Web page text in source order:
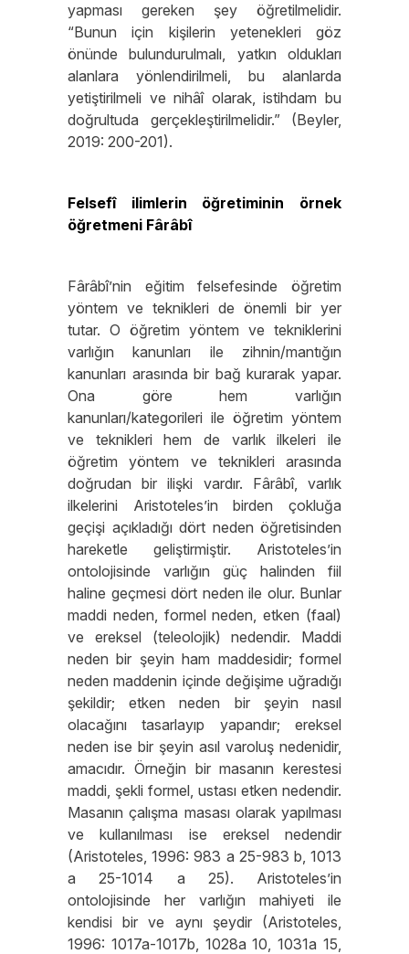
yapması gereken şey öğretilmelidir.
“Bunun için kişilerin yetenekleri göz
önünde bulundurulmalı, yatkın oldukları
alanlara yönlendirilmeli, bu alanlarda
yetiştirilmeli ve nihâî olarak, istihdam bu
doğrultuda gerçekleştirilmelidir.” (Beyler,
2019: 200-201).
Felsefî ilimlerin öğretiminin örnek
öğretmeni Fârâbî
Fârâbî’nin eğitim felsefesinde öğretim
yöntem ve teknikleri de önemli bir yer
tutar. O öğretim yöntem ve tekniklerini
varlığın kanunları ile zihnin/mantığın
kanunları arasında bir bağ kurarak yapar.
Ona göre hem varlığın
kanunları/kategorileri ile öğretim yöntem
ve teknikleri hem de varlık ilkeleri ile
öğretim yöntem ve teknikleri arasında
doğrudan bir ilişki vardır. Fârâbî, varlık
ilkelerini Aristoteles’in birden çokluğa
geçişi açıkladığı dört neden öğretisinden
hareketle geliştirmiştir. Aristoteles’in
ontolojisinde varlığın güç halinden fiil
haline geçmesi dört neden ile olur. Bunlar
maddi neden, formel neden, etken (faal)
ve ereksel (teleolojik) nedendir. Maddi
neden bir şeyin ham maddesidir; formel
neden maddenin içinde değişime uğradığı
şekildir; etken neden bir şeyin nasıl
olacağını tasarlayıp yapandır; ereksel
neden ise bir şeyin asıl varoluş nedenidir,
amacıdır. Örneğin bir masanın kerestesi
maddi, şekli formel, ustası etken nedendir.
Masanın çalışma masası olarak yapılması
ve kullanılması ise ereksel nedendir
(Aristoteles, 1996: 983 a 25-983 b, 1013
a 25-1014 a 25). Aristoteles’in
ontolojisinde her varlığın mahiyeti ile
kendisi bir ve aynı şeydir (Aristoteles,
1996: 1017a-1017b, 1028a 10, 1031a 15,